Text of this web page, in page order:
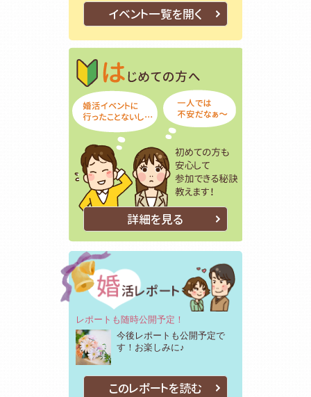
イベント一覧を開く
はじめての方
詳細を見る
レポートも随時公開予定！
今後レポートも公開予定で
す！お楽しみに♪
このレポートを読む